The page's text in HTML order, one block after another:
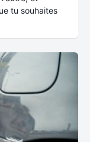
tu souhaites